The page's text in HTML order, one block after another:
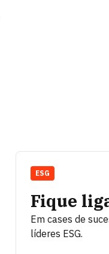
Fique
Em cases de
líderes ESG.
ESG